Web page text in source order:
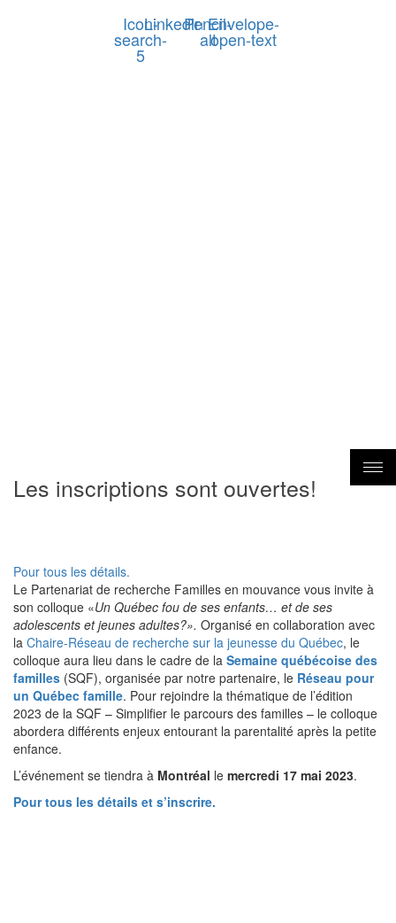
Icon-
search-
5
LinkedinPencil-
alt
Envelope-
open-text
Les inscriptions sont ouvertes!
Pour tous les détails.
Le Partenariat de recherche Familles en mouvance vous invite à
son colloque «Un Québec fou de ses enfants… et de ses
adolescents et jeunes adultes?». Organisé en collaboration avec
la Chaire-Réseau de recherche sur la jeunesse du Québec, le
colloque aura lieu dans le cadre de la Semaine québécoise des
familles (SQF), organisée par notre partenaire, le Réseau pour
un Québec famille. Pour rejoindre la thématique de l’édition
2023 de la SQF – Simplifier le parcours des familles – le colloque
abordera différents enjeux entourant la parentalité après la petite
enfance.
L’événement se tiendra à Montréal le mercredi 17 mai 2023.
Pour tous les détails et s’inscrire.